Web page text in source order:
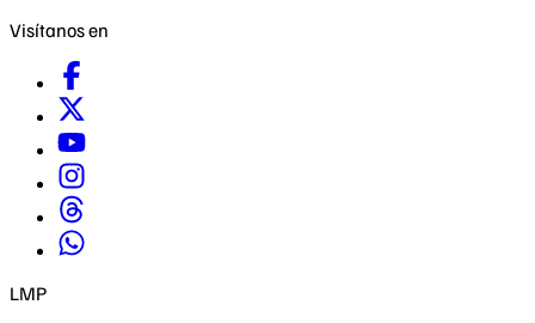
Visítanos en
LMP